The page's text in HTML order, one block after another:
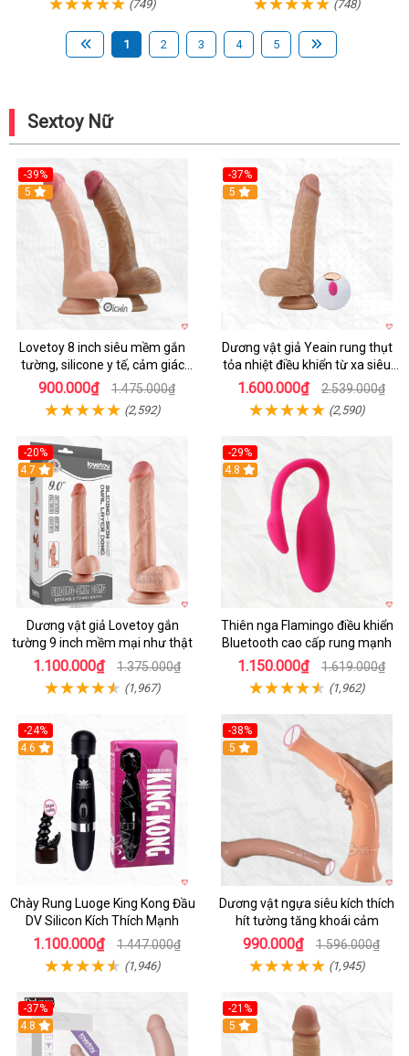
(749) (748)
1 2 3 4 5
Sextoy Nữ
-39%
Hot
5
Lovetoy 8 inch siêu mềm gắn
tường, silicone y tế, cảm giác
thật
900.000₫ 1.475.000₫
(2,592)
-37%
5
Dương vật giả Yeain rung thụt
tỏa nhiệt điều khiển từ xa siêu
HOT
1.600.000₫ 2.539.000₫
(2,590)
-20%
Hot
4.7
Dương vật giả Lovetoy gắn
tường 9 inch mềm mại như thật
1.100.000₫ 1.375.000₫
(1,967)
-29%
Hot
4.8
Thiên nga Flamingo điều khiển
Bluetooth cao cấp rung mạnh
1.150.000₫ 1.619.000₫
(1,962)
-24%
4.6
Chày Rung Luoge King Kong Đầu
DV Silicon Kích Thích Mạnh
1.100.000₫ 1.447.000₫
(1,946)
-38%
Hot
5
Dương vật ngựa siêu kích thích
hít tường tăng khoái cảm
990.000₫ 1.596.000₫
(1,945)
-37%
Hot
4.8
-21%
Hot
5